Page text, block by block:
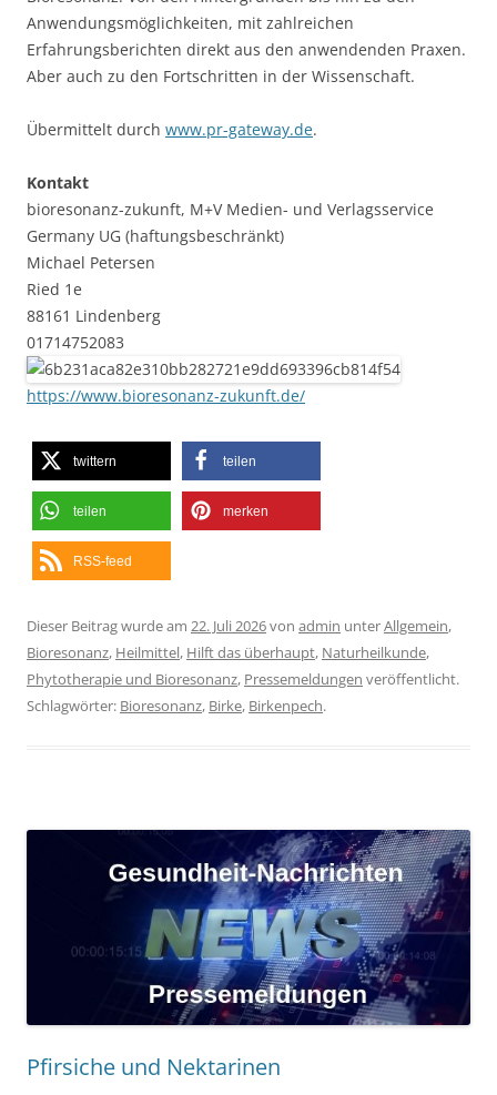
Anwendungsmöglichkeiten, mit zahlreichen
Erfahrungsberichten direkt aus den anwendenden Praxen.
Aber auch zu den Fortschritten in der Wissenschaft.
Übermittelt durch www.pr-gateway.de.
Kontakt
bioresonanz-zukunft, M+V Medien- und Verlagsservice
Germany UG (haftungsbeschränkt)
Michael Petersen
Ried 1e
88161 Lindenberg
01714752083
https://www.bioresonanz-zukunft.de/
twittern teilen
teilen merken
RSS-feed
Dieser Beitrag wurde am 22. Juli 2026von admin unterAllgemein,
Bioresonanz, Heilmittel, Hilft das überhaupt, Naturheilkunde,
Phytotherapie und Bioresonanz, Pressemeldungen veröffentlicht.
Schlagwörter: Bioresonanz, Birke, Birkenpech.
Pfirsiche und Nektarinen